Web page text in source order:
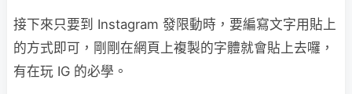
接下來只要到 Instagram 發限動時，要編寫文字用貼上
的方式即可，剛剛在網頁上複製的字體就會貼上去囉，
有在玩 IG 的必學。